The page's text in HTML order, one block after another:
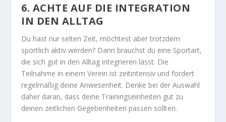
6. ACHTE AUF DIE INTEGRATION
IN DEN ALLTAG
Du hast nur selten Zeit, möchtest aber trotzdem
sportlich aktiv werden? Dann brauchst du eine Sportart,
die sich gut in den Alltag integrieren lässt. Die
Teilnahme in einem Verein ist zeitintensiv und fordert
regelmäßig deine Anwesenheit. Denke bei der Auswahl
daher daran, dass deine Trainingseinheiten gut zu
deinen zeitlichen Gegebenheiten passen sollten.